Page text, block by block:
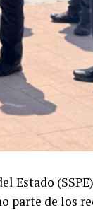
Estado (SSPE)
parte de los